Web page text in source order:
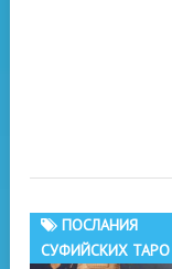
ПОСЛАНИЯ
СУФИЙСКИХ ТАРО